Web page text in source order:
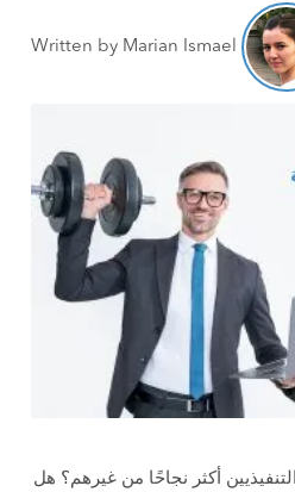
Written by Marian Ismael
أكثر نجاحًا من غيرهم؟ هل